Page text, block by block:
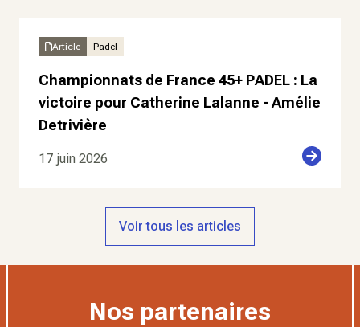
Article Padel
Championnats de France 45+ PADEL : La
victoire pour Catherine Lalanne - Amélie
Detrivière
17 juin 2026
Voir tous les articles
Nos partenaires